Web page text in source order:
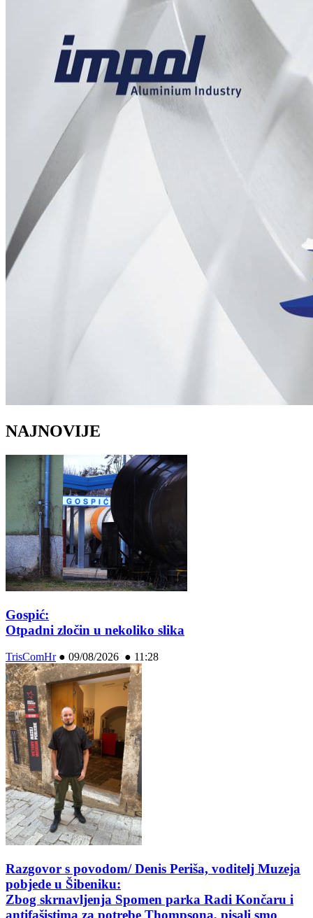
NAJNOVIJE
Gospić:
Otpadni zločin u nekoliko slika
TrisComHr● 09/08/2026 ● 11:28
Razgovor s povodom/ Denis Periša, voditelj Muzeja
pobjede u Šibeniku:
Zbog skrnavljenja Spomen parka Radi Končaru i
antifašistima za potrebe Thompsona, pisali smo